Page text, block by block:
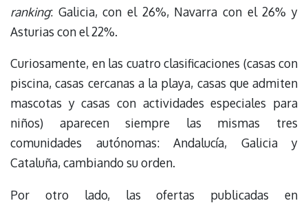
ranking: Galicia, con el 26%, Navarra con el 26% y
Asturias con el 22%.
Curiosamente, en las cuatro clasificaciones (casas con
piscina, casas cercanas a la playa, casas que admiten
mascotas y casas con actividades especiales para
niños) aparecen siempre las mismas tres
comunidades autónomas: Andalucía, Galicia y
Cataluña, cambiando su orden.
Por otro lado, las ofertas publicadas en